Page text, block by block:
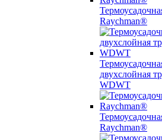
Raychman®
двухслойная
WDWT
Raychman®